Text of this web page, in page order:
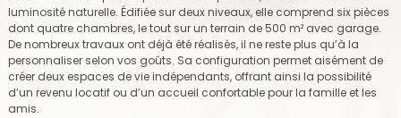
luminosité naturelle. Édifiée sur deux niveaux, elle comprend six pièces
dont quatre chambres, le tout sur un terrain de 500 m² avec garage.
De nombreux travaux ont déjà été réalisés, il ne reste plus qu’à la
personnaliser selon vos goûts. Sa configuration permet aisément de
créer deux espaces de vie indépendants, offrant ainsi la possibilité
d’un revenu locatif ou d’un accueil confortable pour la famille et les
amis.